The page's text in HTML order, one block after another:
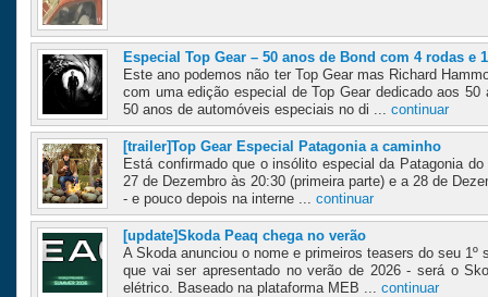
Especial Top Gear – 50 anos de Bond com 4 rodas e
Este ano podemos não ter Top Gear mas Richard
com uma edição especial de Top Gear dedicado aos
50 anos de automóveis especiais no di ... continuar
[trailer]Top Gear Especial Patagonia a caminho
Está confirmado que o insólito especial da Patagonia
27 de Dezembro às 20:30 (primeira parte) e a 28 de
- e pouco depois na interne ... continuar
[update]Skoda Peaq chega no verão
A Skoda anunciou o nome e primeiros teasers do seu 1º
que vai ser apresentado no verão de 2026 - será o
elétrico. Baseado na plataforma MEB ... continuar